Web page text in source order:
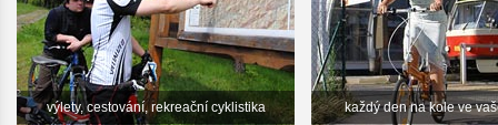
výlety, cestování, rekreační cyklistika každý den na kole ve